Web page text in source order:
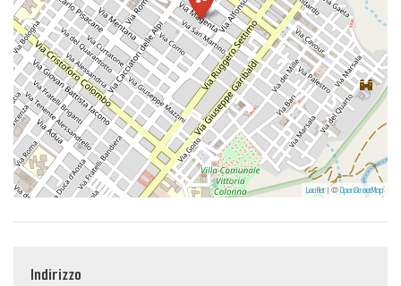
Leaflet| ©OpenStreetMap
Indirizzo